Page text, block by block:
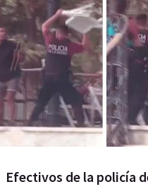
Efectivos de la policía